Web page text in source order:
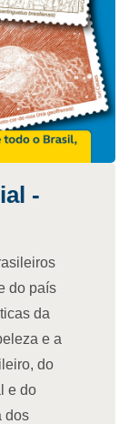
-
do país
da
e a
do
e do
dos